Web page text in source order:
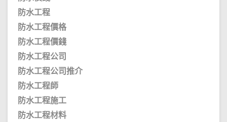
防水工程
防水工程價格
防水工程價錢
防水工程公司
防水工程公司推介
防水工程師
防水工程施工
防水工程材料